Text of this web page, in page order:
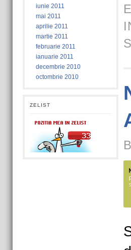
iunie 2011
mai 2011
aprilie 2011
martie 2011
februarie 2011
ianuarie 2011
decembrie 2010
octombrie 2010
ZELIST